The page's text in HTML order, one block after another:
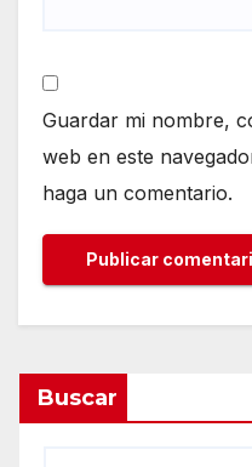
Guardar mi nombre,
web en este
haga un comentario.
Buscar